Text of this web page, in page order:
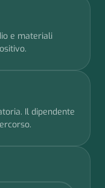
e materiali
Il dipendente